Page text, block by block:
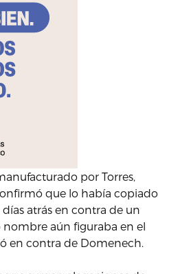
por Torres,
que lo había copiado
atrás en contra de un
nombre aún figuraba en el
en contra de Domenech.